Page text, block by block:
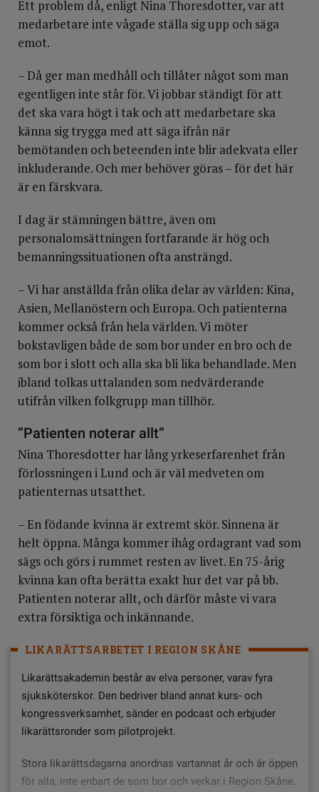
Ett problem då, enligt Nina Thoresdotter, var att
medarbetare inte vågade ställa sig upp och säga
emot.
– Då ger man medhåll och tillåter något som man
egentligen inte står för. Vi jobbar ständigt för att
det ska vara högt i tak och att medarbetare ska
känna sig trygga med att säga ifrån när
bemötanden och beteenden inte blir adekvata eller
inkluderande. Och mer behöver göras – för det här
är en färskvara.
I dag är stämningen bättre, även om
personalomsättningen fortfarande är hög och
bemanningssituationen ofta ansträngd.
– Vi har anställda från olika delar av världen: Kina,
Asien, Mellanöstern och Europa. Och patienterna
kommer också från hela världen. Vi möter
bokstavligen både de som bor under en bro och de
som bor i slott och alla ska bli lika behandlade. Men
ibland tolkas uttalanden som nedvärderande
utifrån vilken folkgrupp man tillhör.
”Patienten noterar allt”
Nina Thoresdotter har lång yrkeserfarenhet från
förlossningen i Lund och är väl medveten om
patienternas utsatthet.
– En födande kvinna är extremt skör. Sinnena är
helt öppna. Många kommer ihåg ordagrant vad som
sägs och görs i rummet resten av livet. En 75-årig
kvinna kan ofta berätta exakt hur det var på bb.
Patienten noterar allt, och därför måste vi vara
extra försiktiga och inkännande.
LIKARÄTTSARBETET I REGION SKÅNE
Likarättsakademin består av elva personer, varav fyra
sjuksköterskor. Den bedriver bland annat kurs- och
kongressverksamhet, sänder en podcast och erbjuder
likarättsronder som pilotprojekt.
Stora likarättsdagarna anordnas vartannat år och är öppen
för alla, inte enbart de som bor och verkar i Region Skåne.